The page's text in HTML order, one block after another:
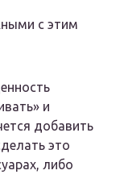
с этим
и
добавить
это
либо